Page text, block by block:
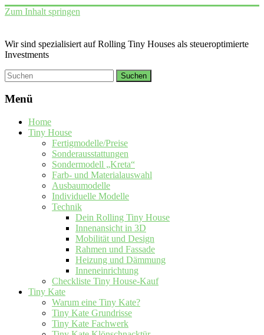
Zum Inhalt springen
Wir sind spezialisiert auf Rolling Tiny Houses als steueroptimierte
Investments
Menü
Home
Tiny House
Fertigmodelle/Preise
Sonderausstattungen
Sondermodell „Kreta“
Farb- und Materialauswahl
Ausbaumodelle
Individuelle Modelle
Technik
Dein Rolling Tiny House
Innenansicht in 3D
Mobilität und Design
Rahmen und Fassade
Heizung und Dämmung
Inneneinrichtung
Checkliste Tiny House-Kauf
Tiny Kate
Warum eine Tiny Kate?
Tiny Kate Grundrisse
Tiny Kate Fachwerk